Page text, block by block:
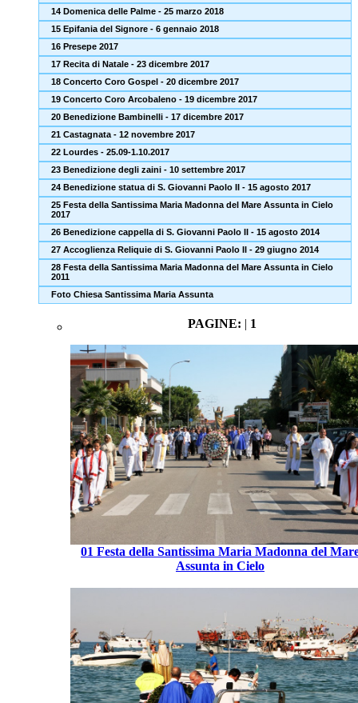
14 Domenica delle Palme - 25 marzo 2018
15 Epifania del Signore - 6 gennaio 2018
16 Presepe 2017
17 Recita di Natale - 23 dicembre 2017
18 Concerto Coro Gospel - 20 dicembre 2017
19 Concerto Coro Arcobaleno - 19 dicembre 2017
20 Benedizione Bambinelli - 17 dicembre 2017
21 Castagnata - 12 novembre 2017
22 Lourdes - 25.09-1.10.2017
23 Benedizione degli zaini - 10 settembre 2017
24 Benedizione statua di S. Giovanni Paolo II - 15 agosto 2017
25 Festa della Santissima Maria Madonna del Mare Assunta in Cielo
2017
26 Benedizione cappella di S. Giovanni Paolo II - 15 agosto 2014
27 Accoglienza Reliquie di S. Giovanni Paolo II - 29 giugno 2014
28 Festa della Santissima Maria Madonna del Mare Assunta in Cielo
2011
Foto Chiesa Santissima Maria Assunta
PAGINE: | 1
01 Festa della Santissima Maria Madonna del
Assunta in Cielo